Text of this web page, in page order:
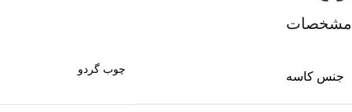
مشخصات
جنس کاسه
چوب گردو